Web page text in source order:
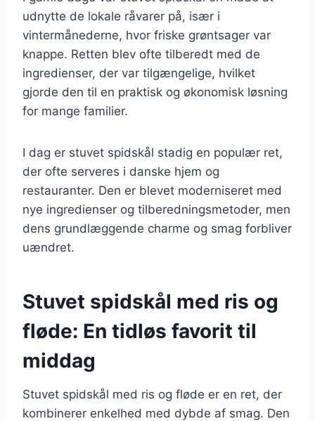
udnytte de lokale råvarer på, især i
vintermånederne, hvor friske grøntsager var
knappe. Retten blev ofte tilberedt med de
ingredienser, der var tilgængelige, hvilket
gjorde den til en praktisk og økonomisk løsning
for mange familier.
I dag er stuvet spidskål stadig en populær ret,
der ofte serveres i danske hjem og
restauranter. Den er blevet moderniseret med
nye ingredienser og tilberedningsmetoder, men
dens grundlæggende charme og smag forbliver
uændret.
Stuvet spidskål med ris og
fløde: En tidløs favorit til
middag
Stuvet spidskål med ris og fløde er en ret, der
kombinerer enkelhed med dybde af smag. Den